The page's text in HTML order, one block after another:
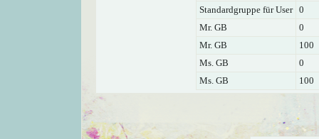
Standardgruppe für User 0
Mr. GB
0
Mr. GB
100
Ms. GB
0
Ms. GB
100